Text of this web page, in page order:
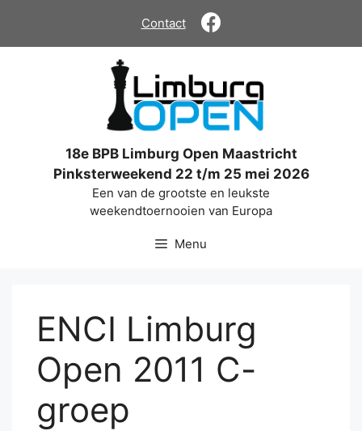
de
Contact
18e BPB Limburg Open Maastricht
Pinksterweekend 22 t/m 25 mei 2026
Een van de grootste en leukste
weekendtoernooien van Europa
Menu
ENCI Limburg
Open 2011 C-
groep